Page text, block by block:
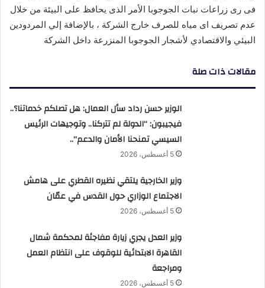
فى رى زراعات نبات الجوجوبا الأمر الذى يحافظ على البيئة من خلال
عدم تصريف اى مياه للصرف خارج الشركة ، بالإضافة إلي المردودين
البيئي والاقتصادي لأشجار الجوجوبا المنزرعة داخل الشركة
مقالات ذات صلة
الوزير حسن رداد سأل العمال: هل تصلكم خدماتنا؟..
فيجيبون: “الدولة لم تتركنا.. وتوجيهات الرئيس
السيسي تمنحنا الأمان والدعم”..
5 أغسطس، 2026
وزير الخارجية يلتقي نظيره القطري على هامش
الاجتماع الوزاري حول القدس في عمّان
5 أغسطس، 2026
وزير العدل يجري زيارة مفاجئة لمحكمة شمال
القاهرة الابتدائية للوقوف على انتظام العمل
ومراجعة
5 أغسطس، 2026